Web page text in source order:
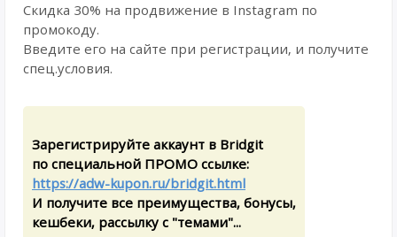
Скидка 30% на продвижение в Instagram по
промокоду.
Введите его на сайте при регистрации, и получите
спец.условия.
Зарегистрируйте аккаунт в Bridgit
по специальной ПРОМО ссылке:
https://adw-kupon.ru/bridgit.html
И получите все преимущества, бонусы,
кешбеки, рассылку с "темами"...